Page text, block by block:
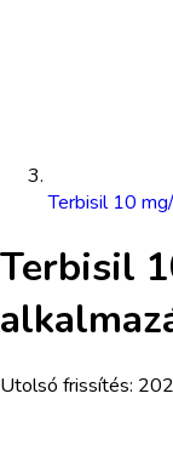
Terbisil 10
Terbisil
Utolsó frissítés: